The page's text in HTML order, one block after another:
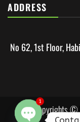
ADDRESS
No 62, 1st Floor,
copyrights ©
1